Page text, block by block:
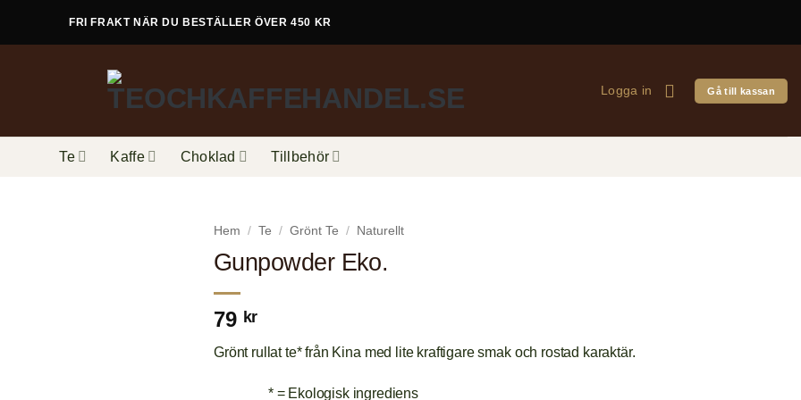
FRI FRAKT NÄR DU BESTÄLLER ÖVER 450 KR
Logga in Gå till kassan
Te Kaffe Choklad Tillbehör
Hem / Te / Grönt Te / Naturellt
Gunpowder Eko.
79 kr
Grönt rullat te* från Kina med lite kraftigare smak och rostad karaktär.
* = Ekologisk ingrediens